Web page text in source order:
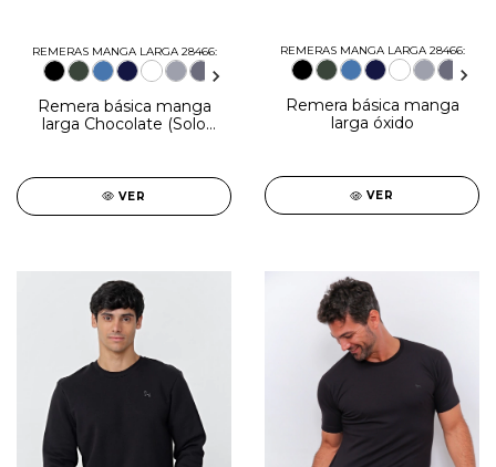
REMERAS MANGA LARGA 28466:
Remera básica manga
larga Chocolate (Solo
VER
REMERAS MANGA LARGA 28466:
Remera básica manga
larga óxido
VER